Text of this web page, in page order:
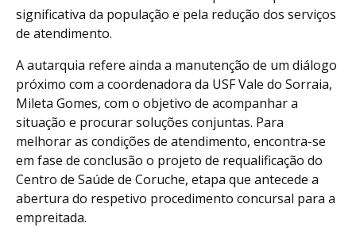
significativa da população e pela redução dos serviços
de atendimento.
A autarquia refere ainda a manutenção de um diálogo
próximo com a coordenadora da USF Vale do Sorraia,
Mileta Gomes, com o objetivo de acompanhar a
situação e procurar soluções conjuntas. Para
melhorar as condições de atendimento, encontra-se
em fase de conclusão o projeto de requalificação do
Centro de Saúde de Coruche, etapa que antecede a
abertura do respetivo procedimento concursal para a
empreitada.